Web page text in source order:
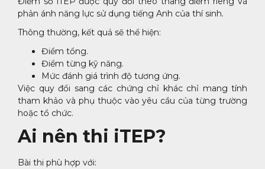
phản ánh năng lực sử dụng tiếng Anh của thí sinh.
Thông thường, kết quả sẽ thể hiện:
Điểm tổng.
Điểm từng kỹ năng.
Mức đánh giá trình độ tương ứng.
Việc quy đổi sang các chứng chỉ khác chỉ mang tính
tham khảo và phụ thuộc vào yêu cầu của từng trường
hoặc tổ chức.
Ai nên thi iTEP?
Bài thi phù hợp với: